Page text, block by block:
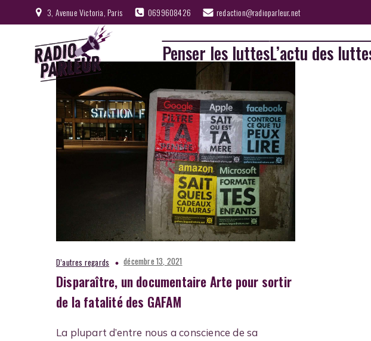
3, Avenue Victoria, Paris 0699608426 redaction@radioparleur.net
Penser les luttesL’actu des
D’autres regards décembre 13, 2021
Disparaître, un documentaire Arte pour sortir
de la fatalité des GAFAM
La plupart d’entre nous a conscience de sa